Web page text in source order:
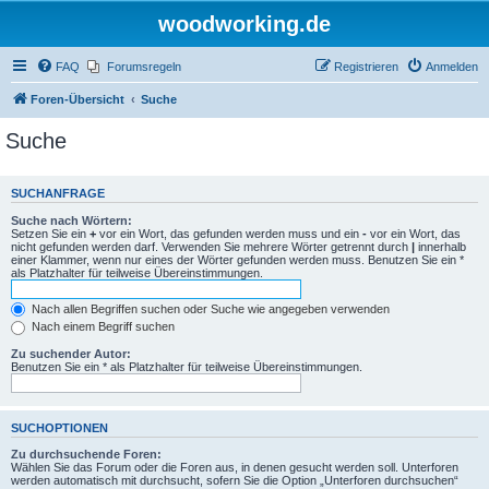
woodworking.de
FAQ Forumsregeln Anmelden
Registrieren
Foren-Übersicht Suche
Suche
SUCHANFRAGE
Suche nach Wörtern:
Setzen Sie ein + vor ein Wort, das gefunden werden muss und ein - vor ein Wort, das
nicht gefunden werden darf. Verwenden Sie mehrere Wörter getrennt durch | innerhalb
einer Klammer, wenn nur eines der Wörter gefunden werden muss. Benutzen Sie ein *
als Platzhalter für teilweise Übereinstimmungen.
Nach allen Begriffen suchen oder Suche wie angegeben verwenden
Nach einem Begriff suchen
Zu suchender Autor:
Benutzen Sie ein * als Platzhalter für teilweise Übereinstimmungen.
SUCHOPTIONEN
Zu durchsuchende Foren:
Wählen Sie das Forum oder die Foren aus, in denen gesucht werden soll. Unterforen
werden automatisch mit durchsucht, sofern Sie die Option „Unterforen durchsuchen“